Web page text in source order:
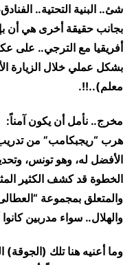
شئ.. البنية التحتية..
بجانب حقيقة أخرى هي أن
أفريقيا مع الترجي.. على
بشكل عملي خلال الزيارة
معلم)..!!.
مخرج.. نأمل أن يكون آمناً:
هرب “ريجبكامب” من تدريب
الأفضل له، وهو تونس،
الخطوة قد كشف الكثير
والمتعلق بمجموعة
والهلال.. سواء مدربين
وما أعنيه هنا تلك (الجوقة)